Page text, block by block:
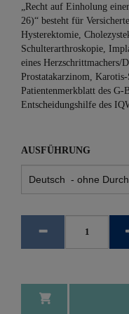
„Recht auf Einholung
26)“ besteht für
Hysterektomie,
Schulterarthroskopie,
eines Herzschrittmachers/
Prostatakarzinom,
Patientenmerkblatt des
Entscheidungshilfe des
AUSFÜHRUNG